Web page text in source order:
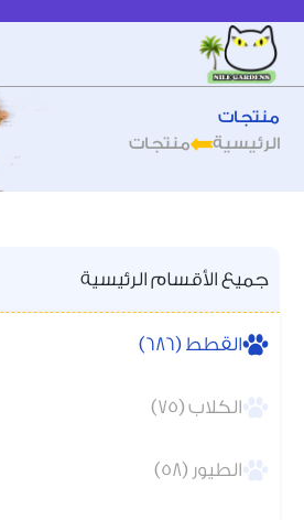
منتجات
الرئيسية
منتجات
جميع الأقسام الرئيسية
القطط (686)
الكلاب (75)
الطيور (58)